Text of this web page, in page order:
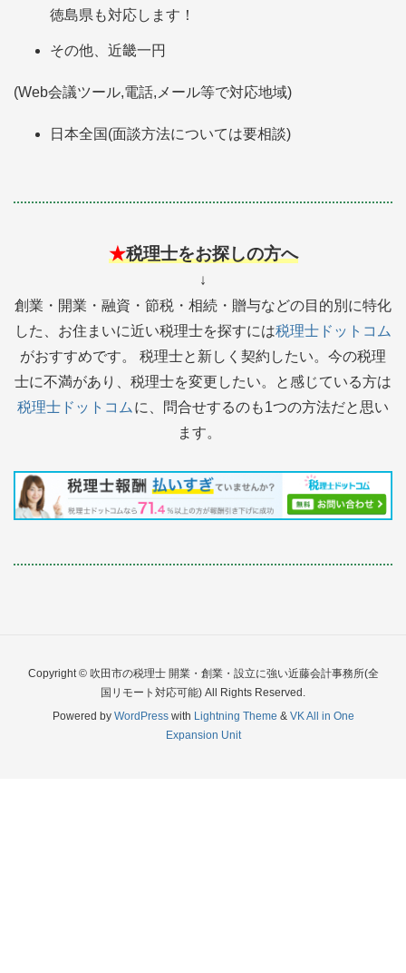
徳島県も対応します！
その他、近畿一円
(Web会議ツール,電話,メール等で対応地域)
日本全国(面談方法については要相談)
★税理士をお探しの方へ
↓
創業・開業・融資・節税・相続・贈与などの目的別に特化
した、お住まいに近い税理士を探すには税理士ドットコム
がおすすめです。 税理士と新しく契約したい。今の税理
士に不満があり、税理士を変更したい。と感じている方は
税理士ドットコム に、問合せするのも1つの方法だと思い
ます。
Copyright © 吹田市の税理士 開業・創業・設立に強い近藤会計事務所(全
国リモート対応可能) All Rights Reserved.
Powered by WordPresswith Lightning Theme & VK All in One
Expansion Unit